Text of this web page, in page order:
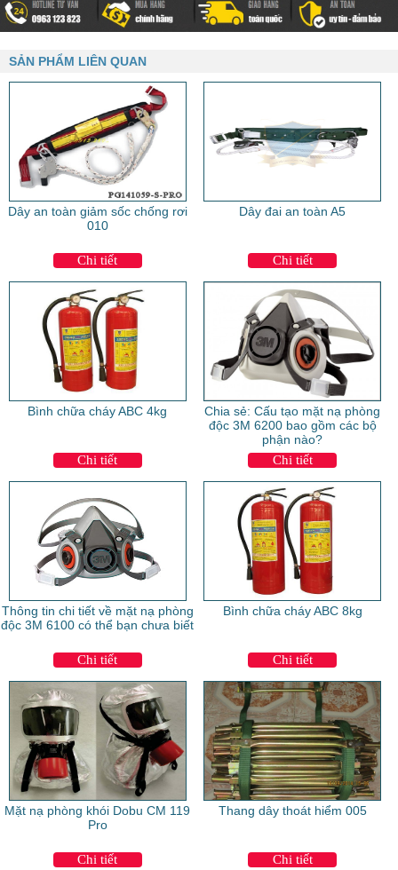
SẢN PHẨM LIÊN QUAN
Dây an toàn giảm sốc chống rơi
010
Chi tiết
Dây đai an toàn A5
Chi tiết
Bình chữa cháy ABC 4kg
Chi tiết
Chia sẻ: Cấu tạo mặt nạ phòng
độc 3M 6200 bao gồm các bộ
phận nào?
Chi tiết
Thông tin chi tiết về mặt nạ phòng
độc 3M 6100 có thể bạn chưa biết
Chi tiết
Bình chữa cháy ABC 8kg
Chi tiết
Mặt nạ phòng khói Dobu CM 119
Pro
Chi tiết
Thang dây thoát hiểm 005
Chi tiết